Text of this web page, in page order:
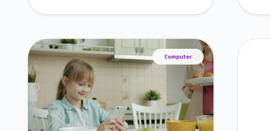
Computer